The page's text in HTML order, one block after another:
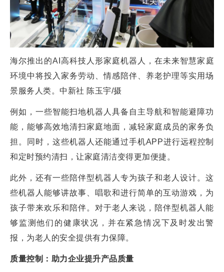
海尔推出的AI高科技人形家庭机器人，在未来智慧家庭
环境中将投入家务劳动、情感陪伴、养老护理等实用场
景服务人类。中新社 陈玉宇/摄
例如，一些智能扫地机器人具备自主导航和智能避障功
能，能够高效地清扫家庭地面，减轻家庭成员的家务负
担。同时，这些机器人还能通过手机APP进行远程控制
和定时预约清扫，让家庭清洁变得更加便捷。
此外，还有一些陪伴型机器人专为孩子和老人设计。这
些机器人能够讲故事、唱歌和进行简单的互动游戏，为
孩子带来欢乐和陪伴。对于老人来说，陪伴型机器人能
够监测他们的健康状况，并在紧急情况下及时发出警
报，为老人的安全提供有力保障。
质量控制：助力企业提升产品质量